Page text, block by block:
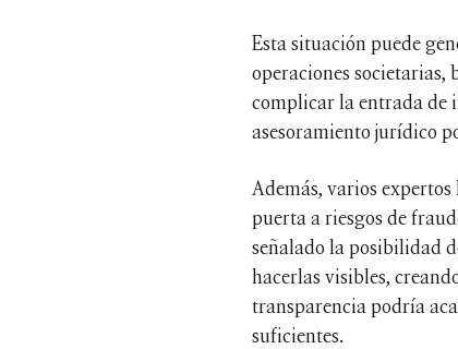
Esta situación puede
operaciones
complicar la entrada de
asesoramiento jurídico
Además, varios
puerta a riesgos de
señalado la posibilidad
hacerlas visibles,
transparencia podría
suficientes.